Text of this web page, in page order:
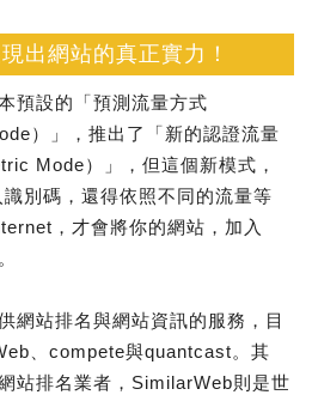
出網站的真正實力！
預設的「預測流量方式
）」，推出了「新的認證流量
Mode）」，但這個新模式，
別碼，還得依照不同的流量等
，才會將你的網站，加入
網站排名與網站資訊的服務，目
、compete與quantcast。其
站排名業者，SimilarWeb則是世